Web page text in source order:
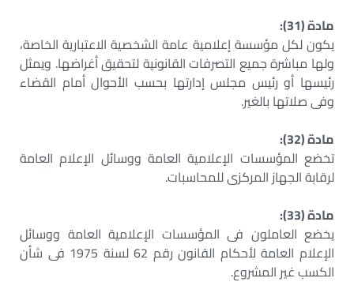
مادة (31):
يكون لكل مؤسسة إعلامية عامة الشخصية الاعتبارية الخاصة،
ولها مباشرة جميع التصرفات القانونية لتحقيق أغراضها. ويمثل
رئيسها أو رئيس مجلس إدارتها بحسب الأحوال أمام القضاء
وفى صلاتها بالغير.
مادة (32):
تخضع المؤسسات الإعلامية العامة ووسائل الإعلام العامة
لرقابة الجهاز المركزى للمحاسبات.
مادة (33):
يخضع العاملون فى المؤسسات الإعلامية العامة ووسائل
الإعلام العامة لأحكام القانون رقم 62 لسنة 1975 فى شأن
الكسب غير المشروع.